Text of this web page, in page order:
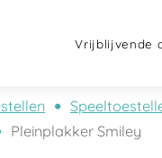
Vrijblijvende
Pleinplakker Smiley